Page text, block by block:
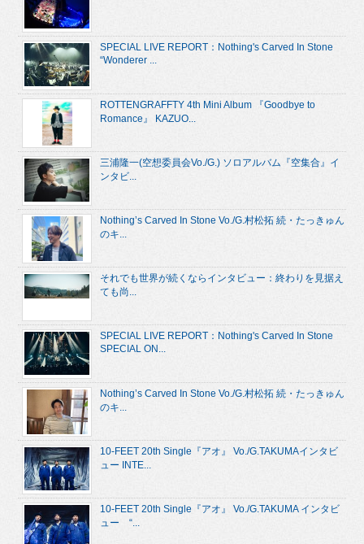
SPECIAL LIVE REPORT：Nothing's Carved In Stone
“Wonderer ...
ROTTENGRAFFTY 4th Mini Album 『Goodbye to
Romance』 KAZUO...
三浦隆一(空想委員会Vo./G.) ソロアルバム『空集合』イ
ンタビ...
Nothing’s Carved In Stone Vo./G.村松拓 続・たっきゅん
のキ...
それでも世界が続くならインタビュー：終わりを見据え
ても尚...
SPECIAL LIVE REPORT：Nothing's Carved In Stone
SPECIAL ON...
Nothing’s Carved In Stone Vo./G.村松拓 続・たっきゅん
のキ...
10-FEET 20th Single『アオ』 Vo./G.TAKUMAインタビ
ュー INTE...
10-FEET 20th Single『アオ』 Vo./G.TAKUMA インタビ
ュー “...